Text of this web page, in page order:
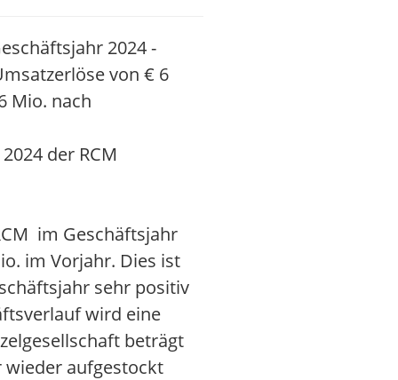
2024 -
von € 6
Mio. nach
der RCM
im Geschäftsjahr
im Vorjahr. Dies ist
sehr positiv
wird eine
beträgt
wieder aufgestockt